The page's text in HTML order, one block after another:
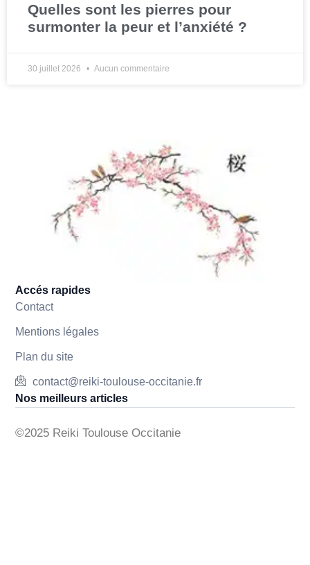
Quelles sont les pierres pour
surmonter la peur et l’anxiété ?
30 juillet 2026 Aucun commentaire
Accés rapides
Contact
Mentions légales
Plan du site
contact@reiki-toulouse-occitanie.fr
Nos meilleurs articles
©2025 Reiki Toulouse Occitanie